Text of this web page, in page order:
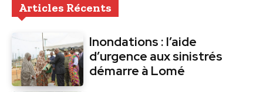
Articles Récents
Inondations : l’aide
d’urgence aux sinistrés
démarre à Lomé